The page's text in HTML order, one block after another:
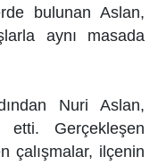
bulunan Aslan,
aynı masada
Nuri Aslan,
etti. Gerçekleşen
çalışmalar, ilçenin